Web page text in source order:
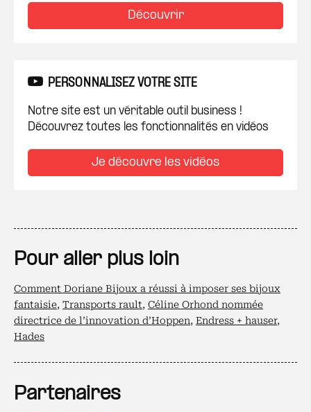
Découvrir
PERSONNALISEZ VOTRE SITE
Notre site est un véritable outil business !
Découvrez toutes les fonctionnalités en vidéos
Je découvre les vidéos
Pour aller plus loin
Comment Doriane Bijoux a réussi à imposer ses bijoux
fantaisie, Transports rault, Céline Orhond nommée
directrice de l’innovation d’Hoppen, Endress + hauser,
Hades
Partenaires